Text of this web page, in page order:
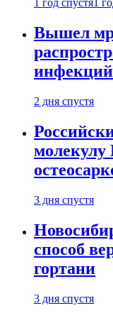
1 год спустя 1
Вышел
инфекций
2 дня спустя
3 дня спустя
способ
гортани
3 дня спустя